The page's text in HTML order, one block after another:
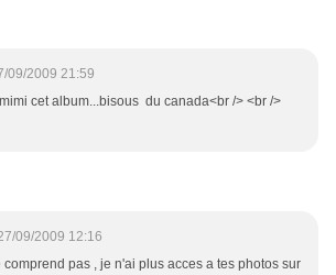
09/2009 21:59
cet album...bisous du canada<br /> <br />
09/2009 12:16
comprend pas , je n'ai plus acces a tes photos sur